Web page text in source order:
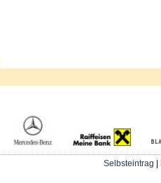
Selbsteintrag